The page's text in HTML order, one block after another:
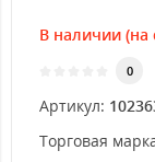
В наличии (на
0
Артикул:
Торговая